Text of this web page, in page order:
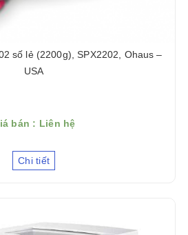
số lẻ (2200g), SPX2202, Ohaus –
USA
bán : Liên hệ
Chi tiết